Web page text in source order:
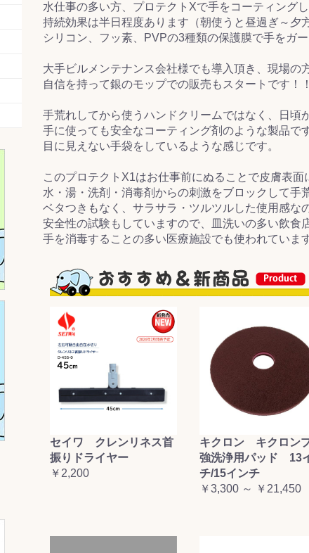
バスクリーナー
カビ取り剤
リンス&中和剤&前処理
洗浄ツール
洗浄シート
水仕事の多い方、プロテクトXで手をコーティングし
持続効果は半日程度あります（朝使うと昼過ぎ～夕
シリコン、フッ素、PVPの3種類の保護膜で手をガー
大手ビルメンテナンス会社様でも導入頂き、現場の
自信を持って銀のモップでの販売もスタートです！！
手荒れしてから使うハンドクリームではなく、日頃
手に使っても安全なコーティング剤のような製品です
目に見えない手袋をしているような感じです。
このプロテクトX1はお仕事前にぬることで皮膚表面
水・湯・洗剤・消毒剤からの刺激をブロックして手
ベタつきもなく、サラサラ・ツルツルした使用感な
安全性の試験もしていますので、皿洗いの多い飲食
手を消毒することの多い医療施設でも使われています
セイワ クレンリネス首
振りドライヤー
￥2,200
キクロン キクロン
強洗浄用パッド 13
チ/15インチ
￥3,300 ～ ￥21,450